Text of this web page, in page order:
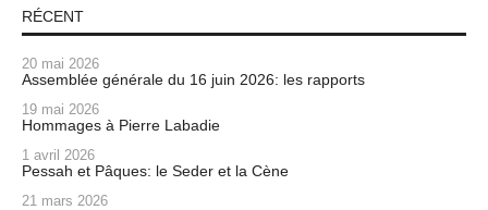
RÉCENT
20 mai 2026
Assemblée générale du 16 juin 2026: les rapports
19 mai 2026
Hommages à Pierre Labadie
1 avril 2026
Pessah et Pâques: le Seder et la Cène
21 mars 2026